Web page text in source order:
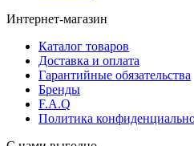
Интернет-магазин
Каталог товаров
Доставка и оплата
Гарантийные обязательства
Бренды
F.A.Q
Политика